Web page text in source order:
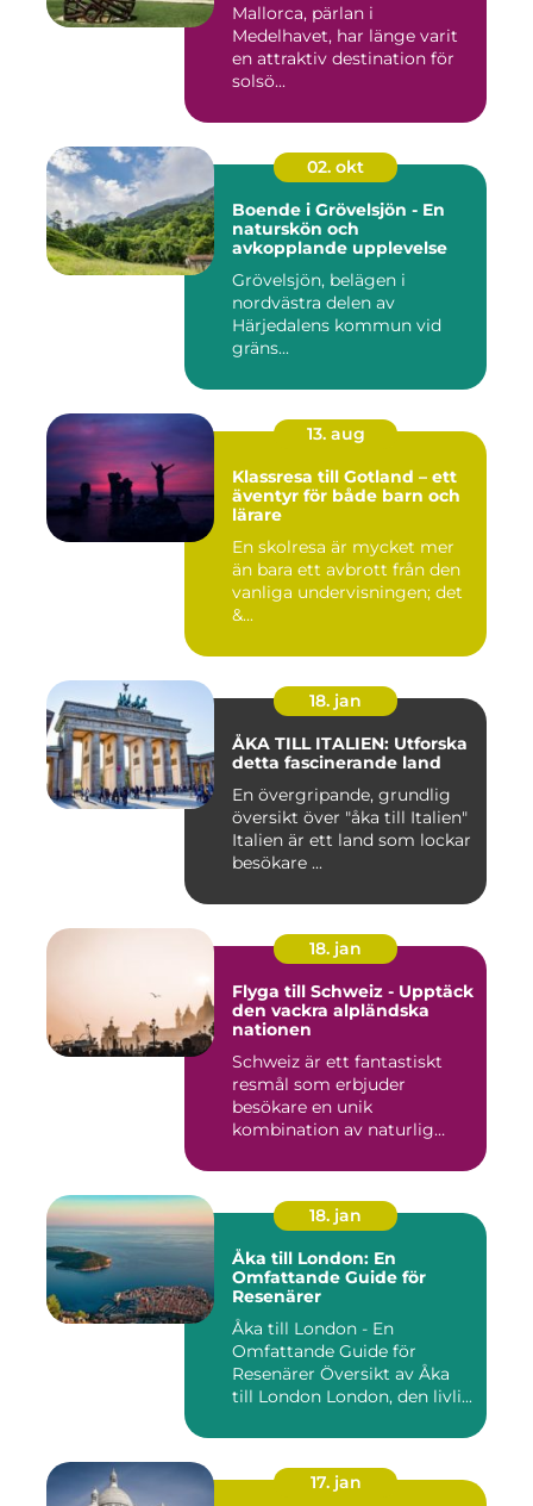
Mallorca, pärlan i
Medelhavet, har länge varit
en attraktiv destination för
solsö...
02. okt
Boende i Grövelsjön - En
naturskön och
avkopplande upplevelse
Grövelsjön, belägen i
nordvästra delen av
Härjedalens kommun vid
gräns...
13. aug
Klassresa till Gotland – ett
äventyr för både barn och
lärare
En skolresa är mycket mer
än bara ett avbrott från den
vanliga undervisningen; det
&...
18. jan
ÅKA TILL ITALIEN: Utforska
detta fascinerande land
En övergripande, grundlig
översikt över "åka till Italien"
Italien är ett land som lockar
besökare ...
18. jan
Flyga till Schweiz - Upptäck
den vackra alpländska
nationen
Schweiz är ett fantastiskt
resmål som erbjuder
besökare en unik
kombination av naturlig
18. jan
Åka till London: En
Omfattande Guide för
Resenärer
Åka till London - En
Omfattande Guide för
Resenärer Översikt av Åka
till London London, den livli...
17. jan